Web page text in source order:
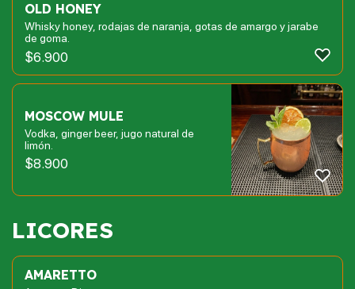
OLD HONEY
Whisky honey, rodajas de naranja, gotas de amargo y jarabe
de goma.
$6.900
MOSCOW MULE
Vodka, ginger beer, jugo natural de
limón.
$8.900
LICORES
AMARETTO